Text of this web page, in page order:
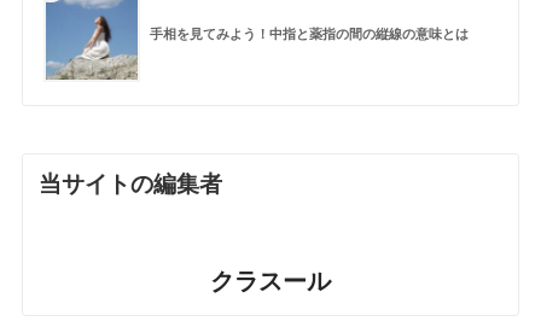
手相を見てみよう！中指と薬指の間の縦線の意味とは
当サイトの編集者
クラスール